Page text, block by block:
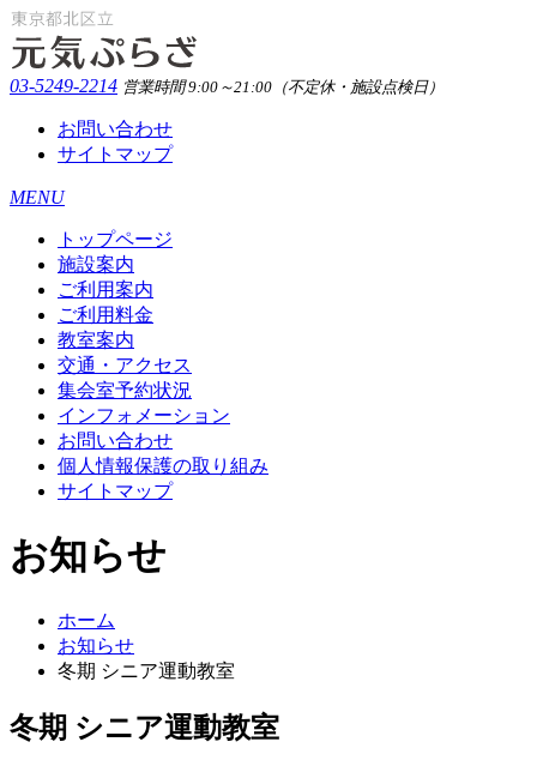
03-5249-2214 営業時間 9:00～21:00（不定休・施設点検日）
お問い合わせ
サイトマップ
MENU
トップページ
施設案内
ご利用案内
ご利用料金
教室案内
交通・アクセス
集会室予約状況
インフォメーション
お問い合わせ
個人情報保護の取り組み
サイトマップ
お知らせ
ホーム
お知らせ
冬期 シニア運動教室
冬期 シニア運動教室